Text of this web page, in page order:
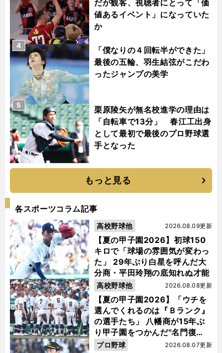
だが観客、視聴者にとって「価
値あるイベント」になっていた
か
「僕なりの４回転半ができた」
最後の五輪、羽生結弦がこだわ
ったジャンプの美学
4
栗原陵矢が無名校進学の理由は
「自転車で13分」 春江工出身
として最初で最後のプロ野球選
手となった
5
もっと見る
各スポーツコラム記事
【夏の甲子園2026】初球150
キロで「球場の雰囲気が変わっ
た」 29年ぶり白星を呼んだ大
分商・平田玲翔の底知れぬ才能
2026.08.09更新
高校野球他
【夏の甲子園2026】「ウチを
選んでくれるのは『Ｂランク』
の選手たち」 八幡商が15年ぶ
り甲子園をつかんだ"名門復
活"の舞台裏
2026.08.08更新
高校野球他
2026.08.07更新
プロ野球